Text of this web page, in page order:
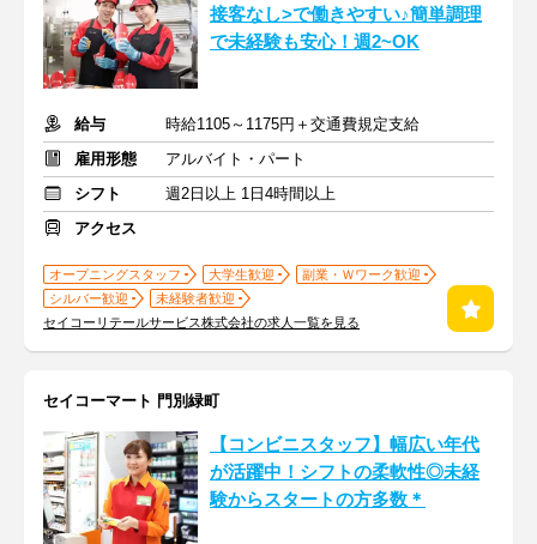
接客なし>で働きやすい♪簡単調理
で未経験も安心！週2~OK
給与
時給1105～1175円＋交通費規定支給
雇用形態
アルバイト・パート
シフト
週2日以上 1日4時間以上
アクセス
オープニングスタッフ 大学生歓迎
副業・Ｗワーク歓迎
シルバー歓迎
未経験者歓迎
セイコーリテールサービス株式会社の求人一覧を見る
セイコーマート 門別緑町
【コンビニスタッフ】幅広い年代
が活躍中！シフトの柔軟性◎未経
験からスタートの方多数＊